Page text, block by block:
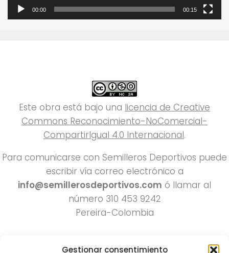
Gestionar consentimiento
00:00 00:15
Este obra está bajo una licencia de Creative
Commons Reconocimiento-NoComercial-
CompartirIgual 4.0 Internacional.
Para comunicarse con Semilleros Deportivos puede
escribir vía correo electrónico a
info@semillerosdeportivos.com ó llamar al
número 310 453 9242
Pereira-Colombia